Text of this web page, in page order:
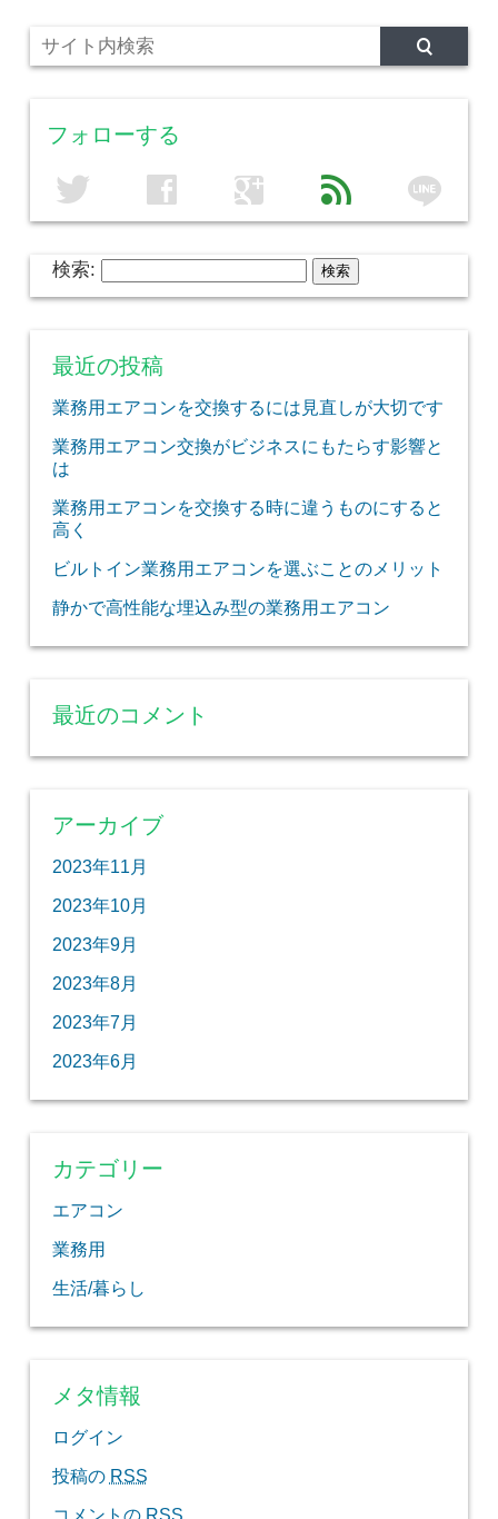
フォローする
twitter facebook google feed line
検索:
最近の投稿
業務用エアコンを交換するには見直しが大切です
業務用エアコン交換がビジネスにもたらす影響と
は
業務用エアコンを交換する時に違うものにすると
高く
ビルトイン業務用エアコンを選ぶことのメリット
静かで高性能な埋込み型の業務用エアコン
最近のコメント
アーカイブ
2023年11月
2023年10月
2023年9月
2023年8月
2023年7月
2023年6月
カテゴリー
エアコン
業務用
生活/暮らし
メタ情報
ログイン
投稿の RSS
コメントの RSS